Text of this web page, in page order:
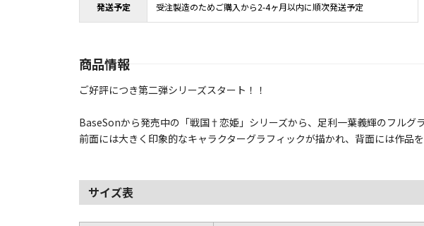
発送予定 受注製造のためご購入から2-4ヶ月以内に順次発送予定
商品情報
ご好評につき第二弾シリーズスタート！！
BaseSonから発売中の「戦国†恋姫」シリーズから、足利一葉義輝のフルグ
前面には大きく印象的なキャラクターグラフィックが描かれ、背面には作品
サイズ表